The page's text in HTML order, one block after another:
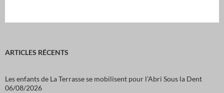
ARTICLES RÉCENTS
Les enfants de La Terrasse se mobilisent pour l’Abri Sous la Dent
06/08/2026